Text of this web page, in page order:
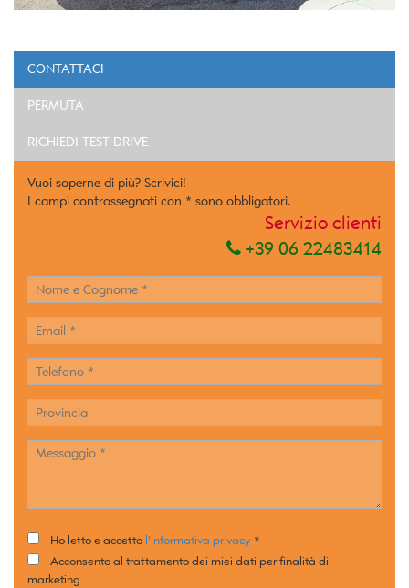
CONTATTACI
PERMUTA
RICHIEDI TEST DRIVE
Vuoi saperne di più? Scrivici!
I campi contrassegnati con * sono obbligatori.
Servizio clienti
+39 06 22483414
Ho letto e accetto l'informativa privacy *
Acconsento al trattamento dei miei dati per finalità di
marketing